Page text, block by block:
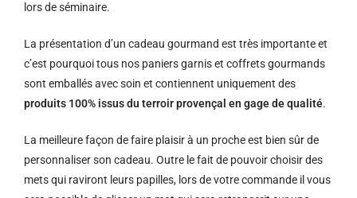
lors de séminaire.
La présentation d’un cadeau gourmand est très importante et
c’est pourquoi tous nos paniers garnis et coffrets gourmands
sont emballés avec soin et contiennent uniquement des
produits 100% issus du terroir provençal en gage de qualité.
La meilleure façon de faire plaisir à un proche est bien sûr de
personnaliser son cadeau. Outre le fait de pouvoir choisir des
mets qui raviront leurs papilles, lors de votre commande il vous